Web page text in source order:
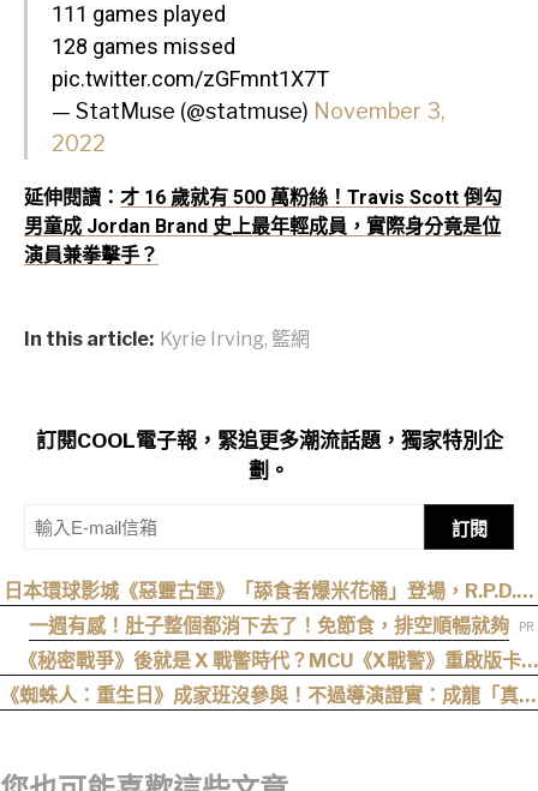
111 games played
128 games missed
pic.twitter.com/zGFmnt1X7T
— StatMuse (@statmuse) November 3,
2022
延伸閱讀： 才 16 歲就有 500 萬粉絲！Travis Scott 倒勾
男童成 Jordan Brand 史上最年輕成員，實際身分竟是位
演員兼拳擊手？
In this article: Kyrie Irving, 籃網
訂閱COOL電子報，緊追更多潮流話題，獨家特別企
劃。
訂閱
日本環球影城《惡靈古堡》「舔食者爆米花桶」登場，R.P.D.制
服周邊同步公開
一週有感！肚子整個都消下去了！免節食，排空順暢就夠
《秘密戰爭》後就是 X 戰警時代？MCU《X戰警》重啟版卡
司、上映時間與最新爆料整理
《蜘蛛人：重生日》成家班沒參與！不過導演證實：成龍「真的